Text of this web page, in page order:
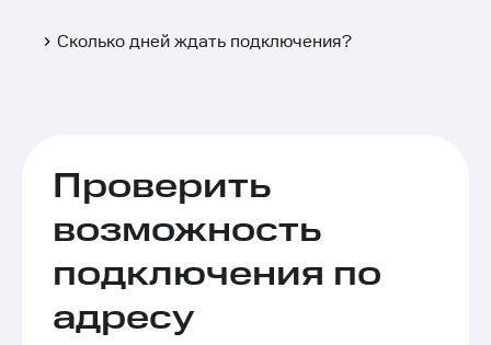
Сколько дней ждать подключения?
Проверить
возможность
подключения по
адресу